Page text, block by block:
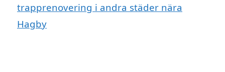
trapprenovering i andra städer nära
Hagby